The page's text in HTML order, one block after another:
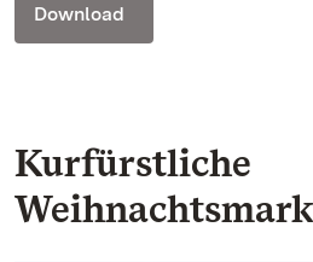
Download
Kurfürstliche